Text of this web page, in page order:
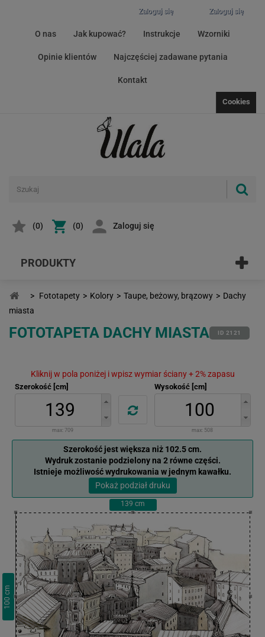
Zaloguj się
Zaloguj się
O nas Jak kupować? Instrukcje Wzorniki
Opinie klientów Najczęściej zadawane pytania
Kontakt
Cookies
(0) (0) Zaloguj się
PRODUKTY
> Fototapety > Kolory > Taupe, beżowy, brązowy > Dachy
miasta
FOTOTAPETA DACHY MIASTA ID 2121
Kliknij w pola poniżej i wpisz wymiar ściany + 2% zapasu
Szerokość [cm]
max: 709
Wysokość [cm]
max: 508
Szerokość jest większa niż 102.5 cm.
Wydruk zostanie podzielony na 2 równe części.
Istnieje możliwość wydrukowania w jednym kawałku.
Pokaż podział druku
139 cm
100
cm